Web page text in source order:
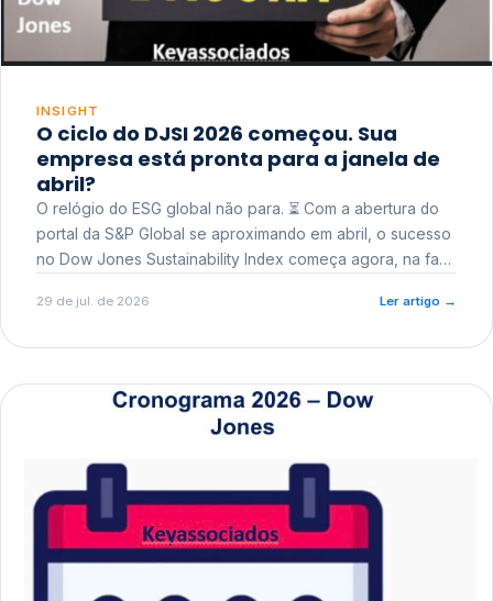
INSIGHT
O ciclo do DJSI 2026 começou. Sua
empresa está pronta para a janela de
abril?
O relógio do ESG global não para. ⏳ Com a abertura do
portal da S&P Global se aproximando em abril, o sucesso
no Dow Jones Sustainability Index começa agora, na fase
29 de jul. de 2026 Ler artigo →